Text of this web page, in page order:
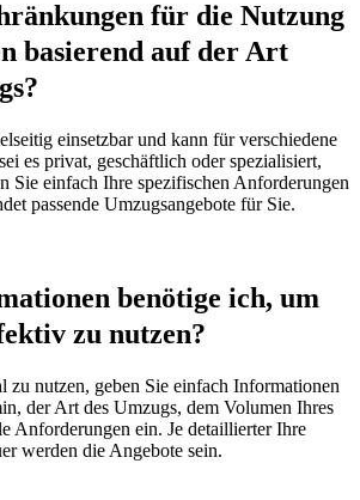
für die Nutzung
basierend auf der Art
einsetzbar und kann für verschiedene
es privat, geschäftlich oder spezialisiert,
Sie einfach Ihre spezifischen Anforderungen
passende Umzugsangebote für Sie.
benötige ich, um
zu nutzen?
zu nutzen, geben Sie einfach Informationen
der Art des Umzugs, dem Volumen Ihres
Anforderungen ein. Je detaillierter Ihre
werden die Angebote sein.